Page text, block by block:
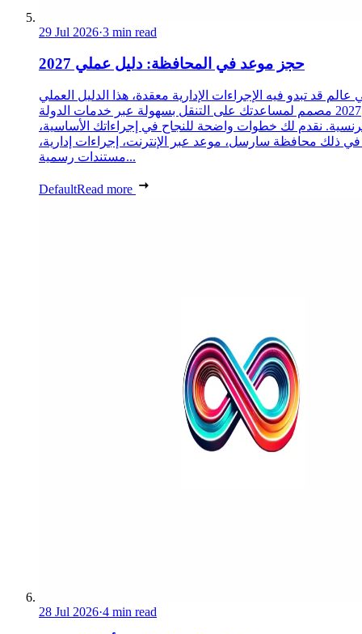
29 Jul 2026·3 min read
حجز موعد في المحافظة: دليل عملي 2027
عالم قد تبدو فيه الإجراءات الإدارية معقدة، هذا الدليل العملي
2027 مصمم لمساعدتك على التنقل بسهولة عبر خدمات الدولة
نقدم لك خطوات واضحة للنجاح في إجراءاتك الأساسية،
في ذلك محافظة سارسل، موعد عبر الإنترنت، إجراءات إدارية،
مستندات رسمية...
DefaultRead more
28 Jul 2026·4 min read